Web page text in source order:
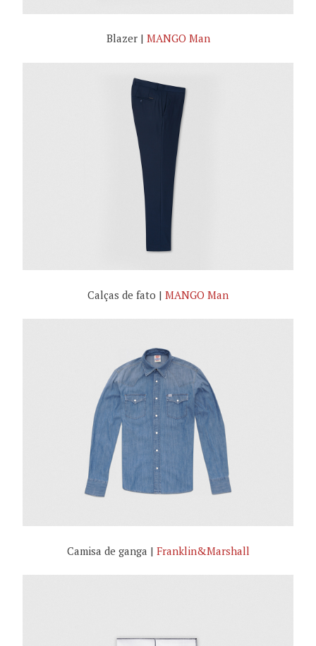
Blazer | MANGO Man
Calças de fato | MANGO Man
Camisa de ganga | Franklin&Marshall